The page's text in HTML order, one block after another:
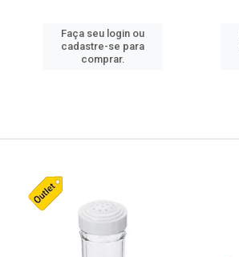
Faça seu login ou
cadastre-se para
comprar.